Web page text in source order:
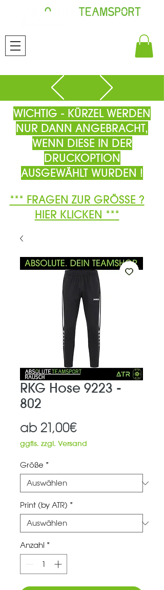
WICHTIG - KÜRZEL WERDEN
NUR DANN ANGEBRACHT,
WENN DIESE IN DER
DRUCKOPTION
AUSGEWÄHLT WURDEN !
*** FRAGEN ZUR GRÖSSE ?
HIER KLICKEN ***
RKG Hose 9223 -
802
ab 21,00€Sale-
Preis
ggfls. zzgl. Versand
Größe *
Print (by ATR) *
Anzahl *